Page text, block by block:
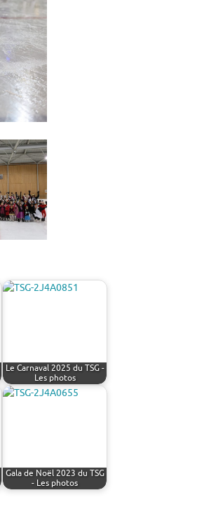
Le Carnaval 2025 du TSG -
Les photos
Gala de Noël 2023 du TSG
- Les photos